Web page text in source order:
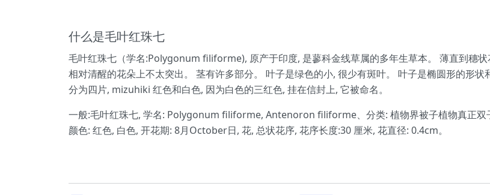
什么是毛叶红珠七
毛叶红珠七（学名:Polygonum filiforme), 原产于印度, 是蓼科金线草属的多年生草本。 薄直到穗
相对清醒的花朵上不太突出。 茎有许多部分。 叶子是绿色的小, 很少有斑叶。 叶子是椭圆形的形
分为四片, mizuhiki 红色和白色, 因为白色的三红色, 挂在信封上, 它被命名。
一般:毛叶红珠七, 学名: Polygonum filiforme, Antenoron filiforme、分类: 植物界被子植物真正双
颜色: 红色, 白色, 开花期: 8月October日, 花, 总状花序, 花序长度:30 厘米, 花直径: 0.4cm。